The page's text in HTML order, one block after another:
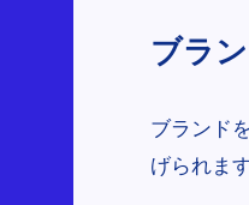
ブラ
ブランド
げられます